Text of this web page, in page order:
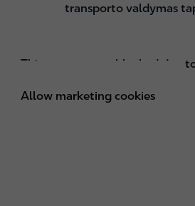
transporto valdymas
This content was blocked due
Allow marketing cookies